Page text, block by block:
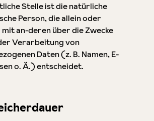
Stelle ist die natürliche
Person, die allein oder
an-deren über die Zwecke
Verarbeitung von
Daten (z. B. Namen, E-
o. Ä.) entscheidet.